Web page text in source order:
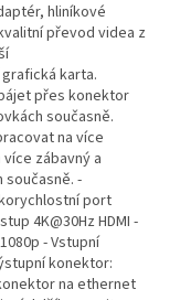
hliníkové
převod videa z
karta.
přes konektor
současně.
na více
zábavný a
-
port
4K@30Hz HDMI -
- Vstupní
konektor:
na ethernet